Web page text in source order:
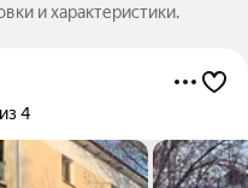
и характеристики.
4